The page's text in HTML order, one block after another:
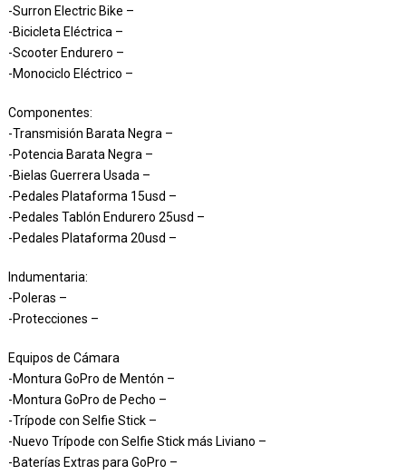
-Surron Electric Bike –
-Bicicleta Eléctrica –
-Scooter Endurero –
-Monociclo Eléctrico –
Componentes:
-Transmisión Barata Negra –
-Potencia Barata Negra –
-Bielas Guerrera Usada –
-Pedales Plataforma 15usd –
-Pedales Tablón Endurero 25usd –
-Pedales Plataforma 20usd –
Indumentaria:
-Poleras –
-Protecciones –
Equipos de Cámara
-Montura GoPro de Mentón –
-Montura GoPro de Pecho –
-Trípode con Selfie Stick –
-Nuevo Trípode con Selfie Stick más Liviano –
-Baterías Extras para GoPro –